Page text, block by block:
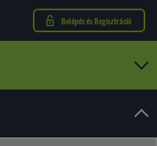
Belépés és Regisztráció